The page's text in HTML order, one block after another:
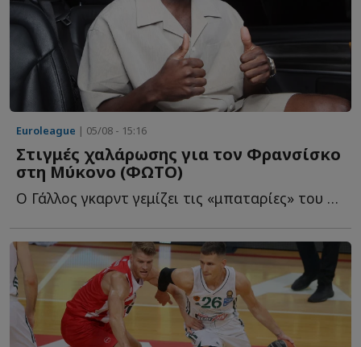
Euroleague | 05/08 - 15:16
Στιγμές χαλάρωσης για τον Φρανσίσκο
στη Μύκονο (ΦΩΤΟ)
Ο Γάλλος γκαρντ γεμίζει τις «μπαταρίες» του στο «νησί τ...